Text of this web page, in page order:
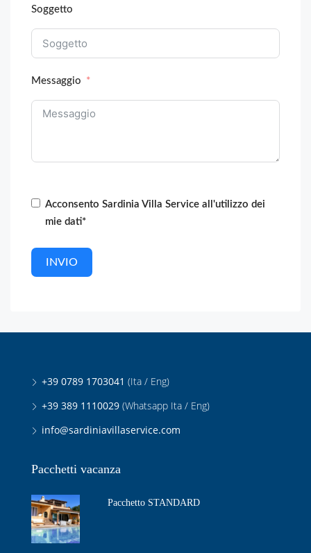
Soggetto
Messaggio
Acconsento Sardinia Villa Service all'utilizzo dei
mie dati*
INVIO
+39 0789 1703041 (Ita / Eng)
+39 389 1110029 (Whatsapp Ita / Eng)
info@sardiniavillaservice.com
Pacchetti vacanza
Pacchetto STANDARD